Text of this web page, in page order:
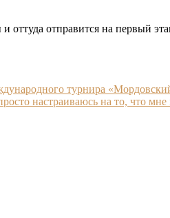
оттуда отправится на первый
турнира
настраиваюсь на то, что мне